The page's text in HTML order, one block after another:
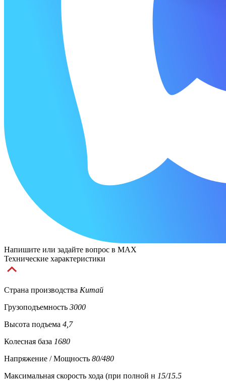
Напишите или задайте вопрос в MAX
Технические характеристики
Страна производства Китай
Грузоподъемность 3000
Высота подъема 4,7
Колесная база 1680
Напряжение / Мощность 80/480
Максимальная скорость хода (при полной н 15/15.5